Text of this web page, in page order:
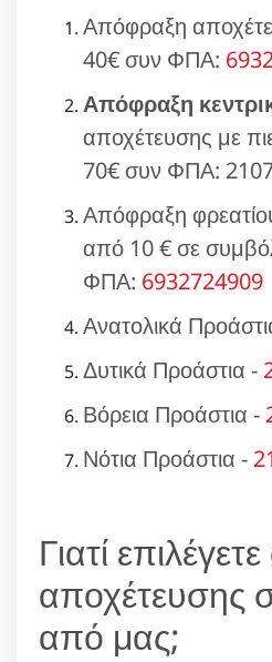
Απόφραξη
40€ συν ΦΠΑ:
Απόφραξη
αποχέτευσης με
70€ συν ΦΠΑ:
Απόφραξη
από 10 € σε
ΦΠΑ: 6932724909
Ανατολικά
Δυτικά Προάστια -
Βόρεια Προάστια -
Νότια Προάστια -
Γιατί
αποχέτευσης
από μας;